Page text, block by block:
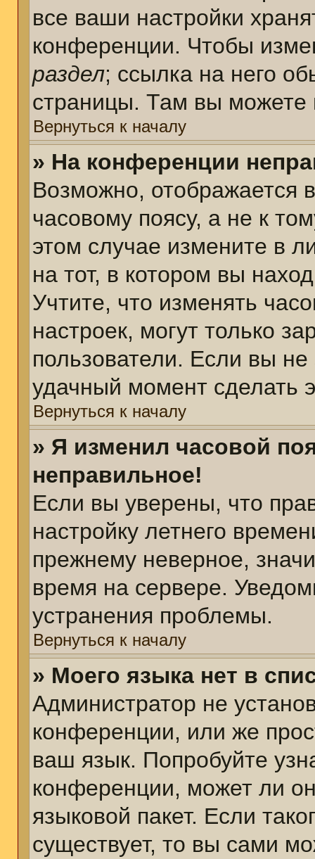
все ваши настройки
конференции. Чтобы
раздел; ссылка на него
страницы. Там вы можете
Вернуться к началу
» На конференции
Возможно, отображается
часовому поясу, а не к
этом случае измените в
на тот, в котором вы
Учтите, что изменять
настроек, могут только
пользователи. Если вы
удачный момент сделать
Вернуться к началу
» Я изменил часовой
неправильное!
Если вы уверены, что
настройку летнего
прежнему неверное,
время на сервере.
устранения проблемы.
Вернуться к началу
» Моего языка нет в
Администратор не
конференции, или же
ваш язык. Попробуйте
конференции, может ли
языковой пакет. Если
существует, то вы сами